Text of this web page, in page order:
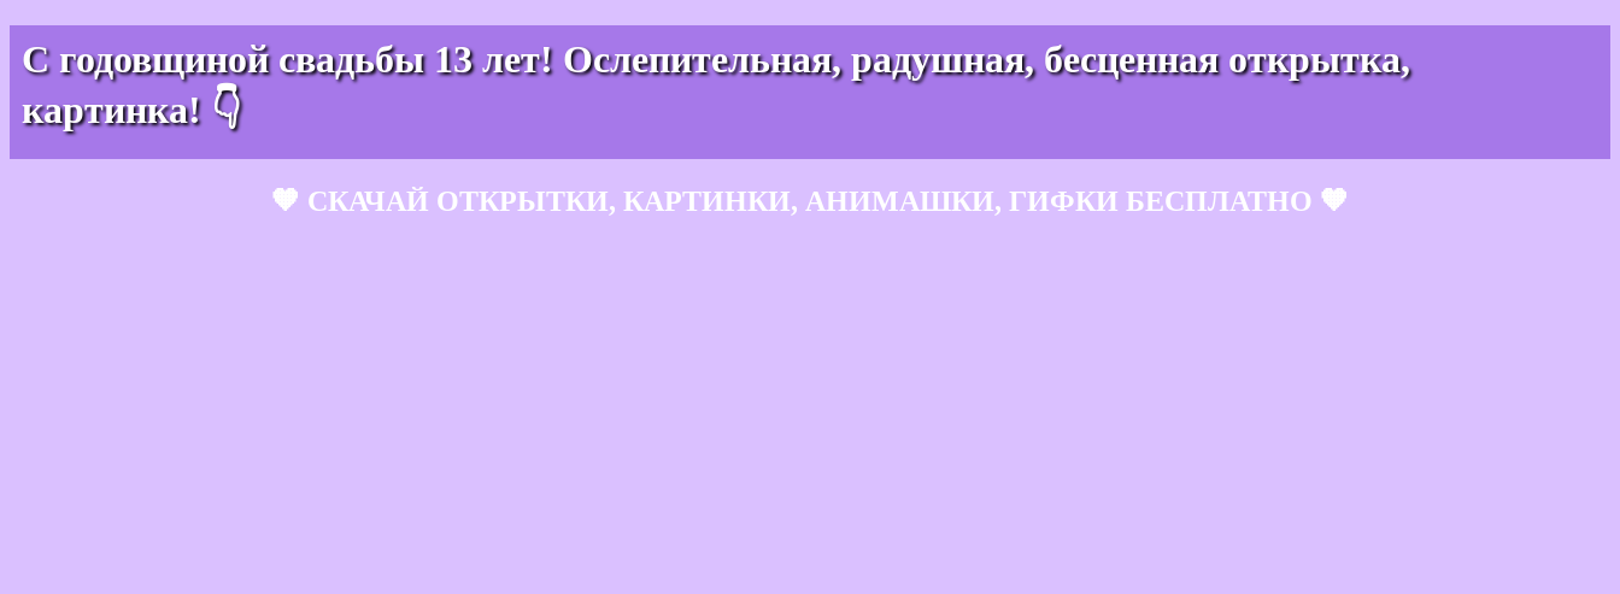
С годовщиной свадьбы 13 лет! Ослепительная, радушная, бесценная открытка,
картинка! 👇
🧡 СКАЧАЙ ОТКРЫТКИ, КАРТИНКИ, АНИМАШКИ, ГИФКИ БЕСПЛАТНО 🧡